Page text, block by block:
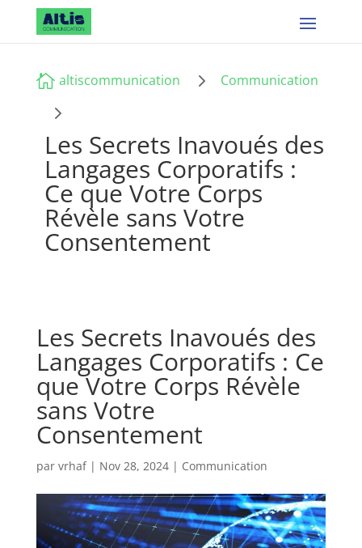
 altiscommunication 5 Communication
5
Les Secrets Inavoués des
Langages Corporatifs :
Ce que Votre Corps
Révèle sans Votre
Consentement
Les Secrets Inavoués des
Langages Corporatifs : Ce
que Votre Corps Révèle
sans Votre
Consentement
par vrhaf| Nov 28, 2024| Communication